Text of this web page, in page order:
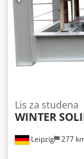
Leipzig 277
Lis za studena
WINTER